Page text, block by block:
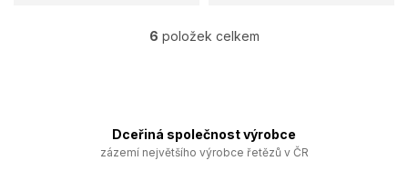
O
a
c
6 položek celkem
Dceřiná společnost výrobce
zázemí největšího výrobce řetězů v ČR